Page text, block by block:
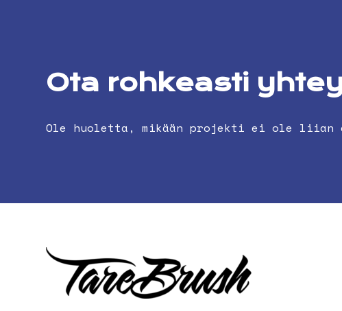
Ota rohkeasti
Ole huoletta, mikään projekti ei ole liian